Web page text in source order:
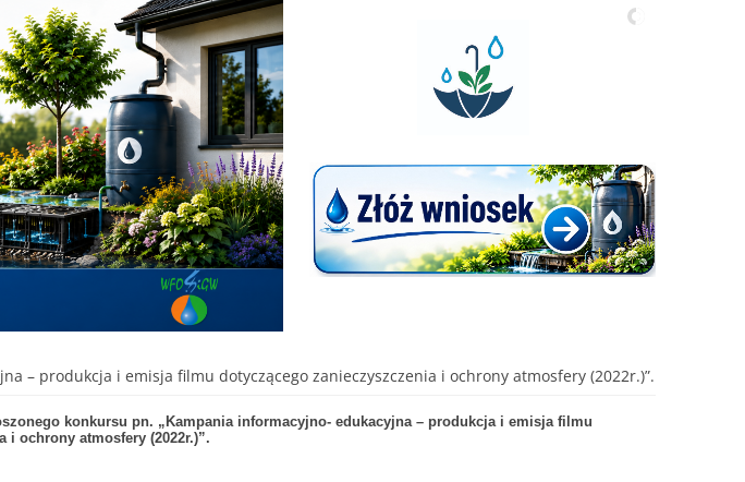
– produkcja i emisja filmu dotyczącego zanieczyszczenia i ochrony atmosfery (2022r.)”.
konkursu pn. „Kampania informacyjno- edukacyjna – produkcja i emisja filmu
i ochrony atmosfery (2022r.)”.